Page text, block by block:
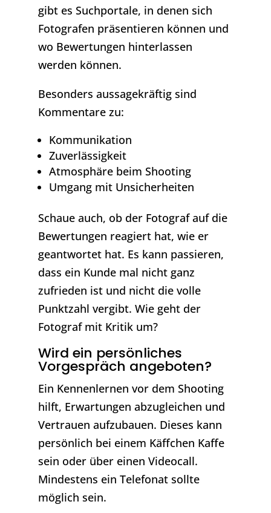
gibt es Suchportale, in denen sich
Fotografen präsentieren können und
wo Bewertungen hinterlassen
werden können.
Besonders aussagekräftig sind
Kommentare zu:
Kommunikation
Zuverlässigkeit
Atmosphäre beim Shooting
Umgang mit Unsicherheiten
Schaue auch, ob der Fotograf auf die
Bewertungen reagiert hat, wie er
geantwortet hat. Es kann passieren,
dass ein Kunde mal nicht ganz
zufrieden ist und nicht die volle
Punktzahl vergibt. Wie geht der
Fotograf mit Kritik um?
Wird ein persönliches
Vorgespräch angeboten?
Ein Kennenlernen vor dem Shooting
hilft, Erwartungen abzugleichen und
Vertrauen aufzubauen. Dieses kann
persönlich bei einem Käffchen Kaffe
sein oder über einen Videocall.
Mindestens ein Telefonat sollte
möglich sein.